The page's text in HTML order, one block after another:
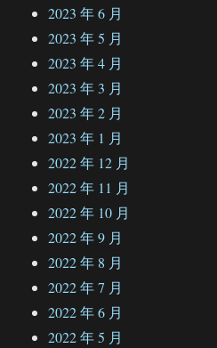
2023 年 6 月
2023 年 5 月
2023 年 4 月
2023 年 3 月
2023 年 2 月
2023 年 1 月
2022 年 12 月
2022 年 11 月
2022 年 10 月
2022 年 9 月
2022 年 8 月
2022 年 7 月
2022 年 6 月
2022 年 5 月